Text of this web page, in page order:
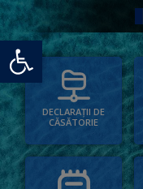
Deschide bara de unelte
DECLARAȚII DE
CĂSĂTORIE